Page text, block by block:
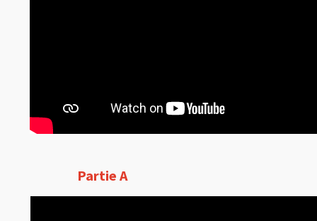
Partie A